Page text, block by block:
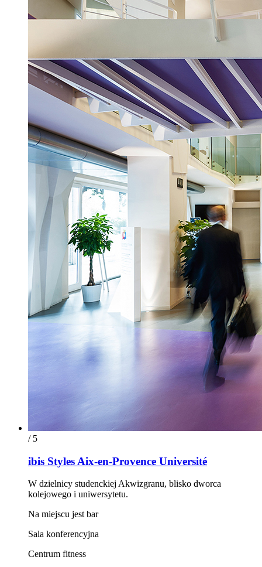
/ 5
ibis Styles Aix-en-Provence Université
W dzielnicy studenckiej Akwizgranu, blisko dworca
kolejowego i uniwersytetu.
Na miejscu jest bar
Sala konferencyjna
Centrum fitness